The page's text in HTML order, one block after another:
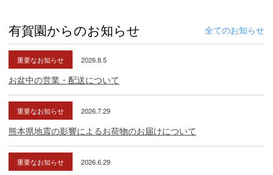
有賀園からのお知らせ 全てのお知らせ
重要なお知らせ 2026.8.5
お盆中の営業・配送について
重要なお知らせ 2026.7.29
熊本県地震の影響によるお荷物のお届けについて
重要なお知らせ 2026.6.29